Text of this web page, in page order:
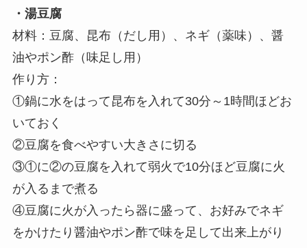
・湯豆腐
材料：豆腐、昆布（だし用）、ネギ（薬味）、醤
油やポン酢（味足し用）
作り方：
①鍋に水をはって昆布を入れて30分～1時間ほどお
いておく
②豆腐を食べやすい大きさに切る
③①に②の豆腐を入れて弱火で10分ほど豆腐に火
が入るまで煮る
④豆腐に火が入ったら器に盛って、お好みでネギ
をかけたり醤油やポン酢で味を足して出来上がり